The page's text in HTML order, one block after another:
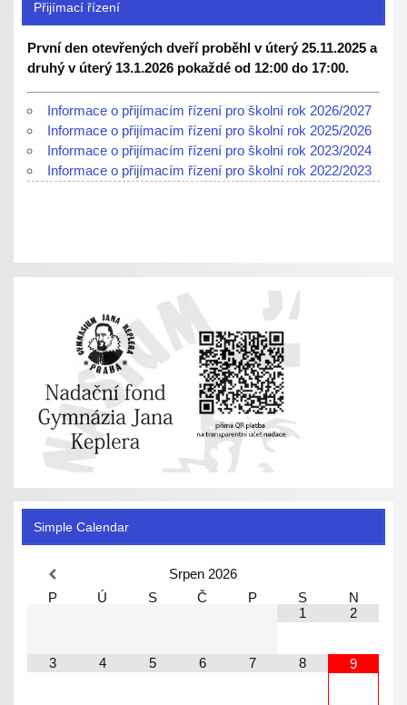
Přijímací řízení
První den otevřených dveří proběhl v úterý 25.11.2025 a
druhý v úterý 13.1.2026 pokaždé od 12:00 do 17:00.
Informace o přijímacím řízení pro školní rok 2026/2027
Informace o přijímacím řízení pro školní rok 2025/2026
Informace o přijímacím řízení pro školní rok 2023/2024
Informace o přijímacím řízení pro školní rok 2022/2023
Simple Calendar
Srpen 2026
P
Ú S Č P S
N
1
2
3 4 5 6 7 8 9